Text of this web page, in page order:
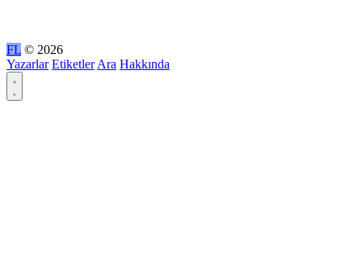
FL © 2026
Yazarlar Etiketler Ara Hakkında